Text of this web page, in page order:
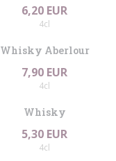
6,20 EUR
4cl
Whisky Aberlour
7,90 EUR
4cl
Whisky
5,30 EUR
4cl